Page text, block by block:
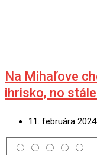
Na Mihaľove
ihrisko, no
11. februára 2024